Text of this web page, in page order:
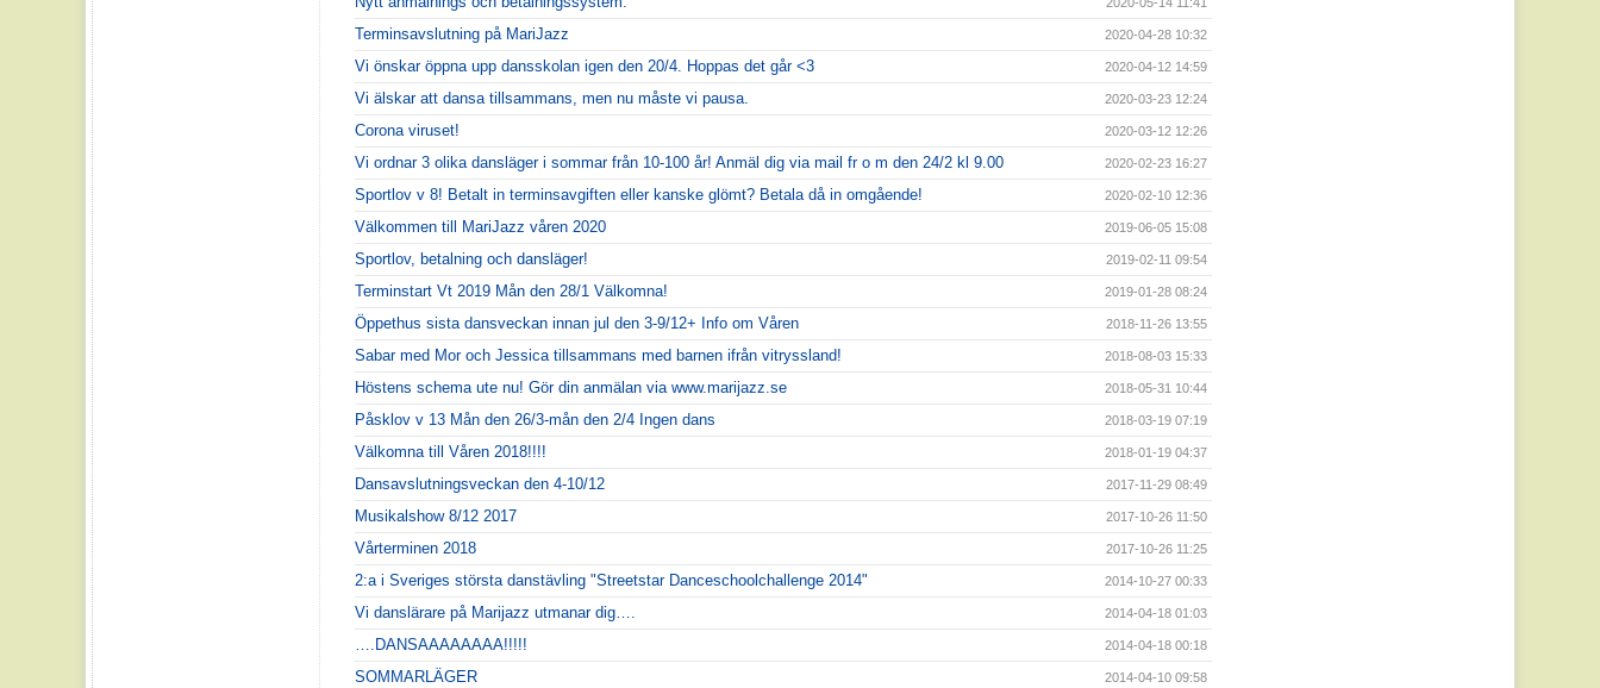
Terminsavslutning på MariJazz 2020-04-28 10:32
Vi önskar öppna upp dansskolan igen den 20/4. Hoppas det går <3 2020-04-12 14:59
Vi älskar att dansa tillsammans, men nu måste vi pausa. 2020-03-23 12:24
Corona viruset! 2020-03-12 12:26
Vi ordnar 3 olika dansläger i sommar från 10-100 år! Anmäl dig via mail fr o m den 24/2 kl 9.00 2020-02-23 16:27
Sportlov v 8! Betalt in terminsavgiften eller kanske glömt? Betala då in omgående! 2020-02-10 12:36
Välkommen till MariJazz våren 2020 2019-06-05 15:08
Sportlov, betalning och dansläger! 2019-02-11 09:54
Terminstart Vt 2019 Mån den 28/1 Välkomna! 2019-01-28 08:24
Öppethus sista dansveckan innan jul den 3-9/12+ Info om Våren 2018-11-26 13:55
Sabar med Mor och Jessica tillsammans med barnen ifrån vitryssland! 2018-08-03 15:33
Höstens schema ute nu! Gör din anmälan via www.marijazz.se 2018-05-31 10:44
Påsklov v 13 Mån den 26/3-mån den 2/4 Ingen dans 2018-03-19 07:19
Välkomna till Våren 2018!!!! 2018-01-19 04:37
Dansavslutningsveckan den 4-10/12 2017-11-29 08:49
Musikalshow 8/12 2017 2017-10-26 11:50
Vårterminen 2018 2017-10-26 11:25
2:a i Sveriges största danstävling "Streetstar Danceschoolchallenge 2014" 2014-10-27 00:33
Vi danslärare på Marijazz utmanar dig…. 2014-04-18 01:03
….DANSAAAAAAAA!!!!! 2014-04-18 00:18
SOMMARLÄGER 2014-04-10 09:58